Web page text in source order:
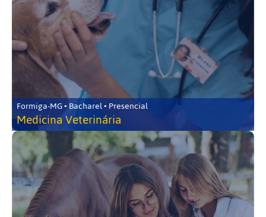
Formiga-MG • Bacharel • Presencial
Medicina Veterinária